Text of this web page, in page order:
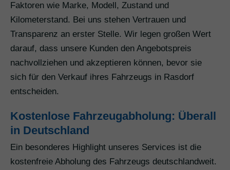
Faktoren wie Marke, Modell, Zustand und
Kilometerstand. Bei uns stehen Vertrauen und
Transparenz an erster Stelle. Wir legen großen Wert
darauf, dass unsere Kunden den Angebotspreis
nachvollziehen und akzeptieren können, bevor sie
sich für den Verkauf ihres Fahrzeugs in Rasdorf
entscheiden.
Kostenlose Fahrzeugabholung: Überall
in Deutschland
Ein besonderes Highlight unseres Services ist die
kostenfreie Abholung des Fahrzeugs deutschlandweit.